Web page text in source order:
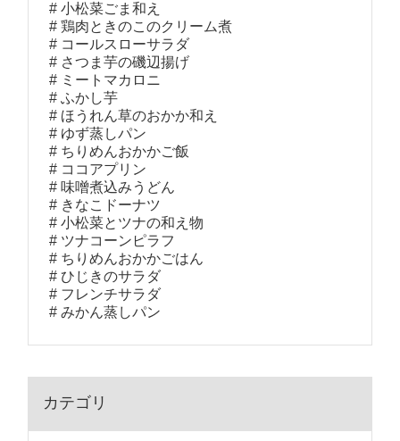
小松菜ごま和え
鶏肉ときのこのクリーム煮
コールスローサラダ
さつま芋の磯辺揚げ
ミートマカロニ
ふかし芋
ほうれん草のおかか和え
ゆず蒸しパン
ちりめんおかかご飯
ココアプリン
味噌煮込みうどん
きなこドーナツ
小松菜とツナの和え物
ツナコーンピラフ
ちりめんおかかごはん
ひじきのサラダ
フレンチサラダ
みかん蒸しパン
カテゴリ